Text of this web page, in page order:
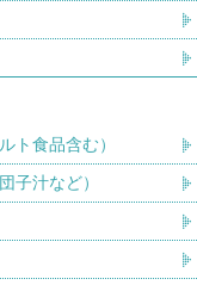
ト食品含む）
子汁など）